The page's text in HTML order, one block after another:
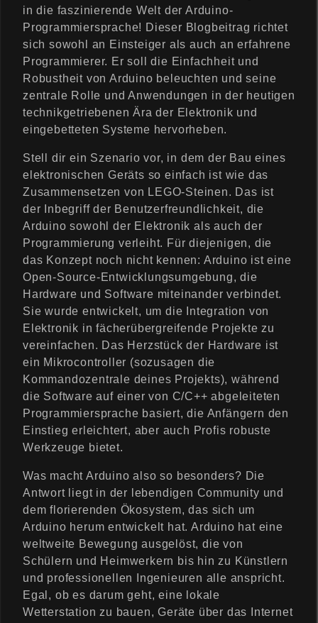
in die faszinierende Welt der Arduino-
Programmiersprache! Dieser Blogbeitrag richtet
sich sowohl an Einsteiger als auch an erfahrene
Programmierer. Er soll die Einfachheit und
Robustheit von Arduino beleuchten und seine
zentrale Rolle und Anwendungen in der heutigen
technikgetriebenen Ära der Elektronik und
eingebetteten Systeme hervorheben.
Stell dir ein Szenario vor, in dem der Bau eines
elektronischen Geräts so einfach ist wie das
Zusammensetzen von LEGO-Steinen. Das ist
der Inbegriff der Benutzerfreundlichkeit, die
Arduino sowohl der Elektronik als auch der
Programmierung verleiht. Für diejenigen, die
das Konzept noch nicht kennen: Arduino ist eine
Open-Source-Entwicklungsumgebung, die
Hardware und Software miteinander verbindet.
Sie wurde entwickelt, um die Integration von
Elektronik in fächerübergreifende Projekte zu
vereinfachen. Das Herzstück der Hardware ist
ein Mikrocontroller (sozusagen die
Kommandozentrale deines Projekts), während
die Software auf einer von C/C++ abgeleiteten
Programmiersprache basiert, die Anfängern den
Einstieg erleichtert, aber auch Profis robuste
Werkzeuge bietet.
Was macht Arduino also so besonders? Die
Antwort liegt in der lebendigen Community und
dem florierenden Ökosystem, das sich um
Arduino herum entwickelt hat. Arduino hat eine
weltweite Bewegung ausgelöst, die von
Schülern und Heimwerkern bis hin zu Künstlern
und professionellen Ingenieuren alle anspricht.
Egal, ob es darum geht, eine lokale
Wetterstation zu bauen, Geräte über das Internet